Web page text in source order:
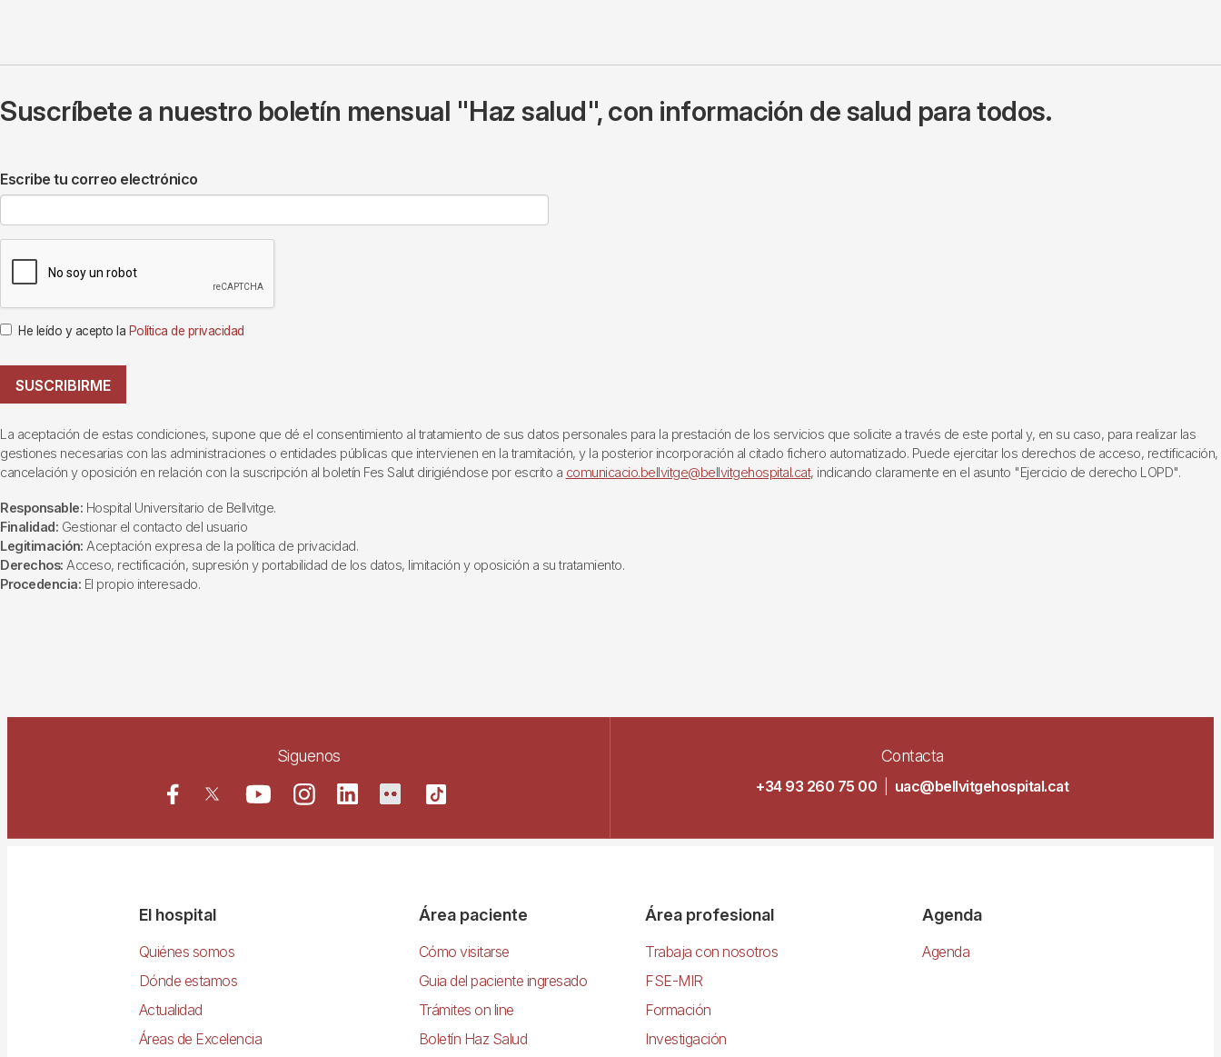
Suscríbete a nuestro boletín mensual "Haz salud", con información de salud para todos.
Escribe tu correo electrónico
He leído y acepto la Política de privacidad
SUSCRIBIRME
La aceptación de estas condiciones, supone que dé el consentimiento al tratamiento de sus datos personales para la prestación de los servicios que solicite a través de este portal y, en su caso, para realizar las
gestiones necesarias con las administraciones o entidades públicas que intervienen en la tramitación, y la posterior incorporación al citado fichero automatizado. Puede ejercitar los derechos de acceso, rectificación,
cancelación y oposición en relación con la suscripción al boletín Fes Salut dirigiéndose por escrito a comunicacio.bellvitge@bellvitgehospital.cat, indicando claramente en el asunto "Ejercicio de derecho LOPD".
Responsable: Hospital Universitario de Bellvitge.
Finalidad: Gestionar el contacto del usuario
Legitimación: Aceptación expresa de la política de privacidad.
Derechos: Acceso, rectificación, supresión y portabilidad de los datos, limitación y oposición a su tratamiento.
Procedencia: El propio interesado.
Siguenos Contacta
+34 93 260 75 00 uac@bellvitgehospital.cat
NavegacióEl hospital
Quiénes somos
Dónde estamos
Actualidad
Áreas de Excelencia
Área paciente
Cómo visitarse
Guia del paciente ingresado
Trámites on line
Boletín Haz Salud
Área profesional
Trabaja con nosotros
FSE-MIR
Formación
Investigación
Agenda
Agenda